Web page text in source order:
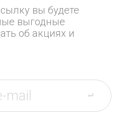
вы будете
выгодные
об акциях и